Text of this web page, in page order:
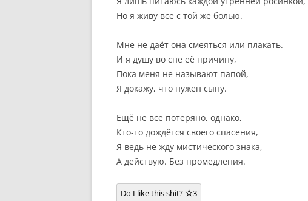
Но я живу все с той же болью.
Мне не даёт она смеяться или плакать.
И я душу во сне её причину,
Пока меня не называют папой,
Я докажу, что нужен сыну.
Ещё не все потеряно, однако,
Кто-то дождётся своего спасения,
Я ведь не жду мистического знака,
А действую. Без промедления.
Do I like this shit? 3